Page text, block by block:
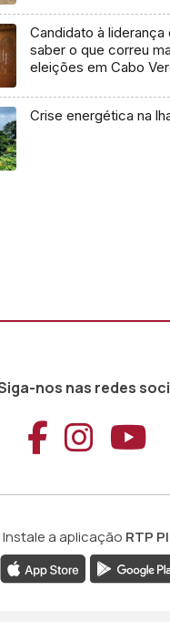
Candidato à
saber o que correu
eleições em Cabo
Crise energética na
nos nas redes
Aceder
Instale a aplicação RTP